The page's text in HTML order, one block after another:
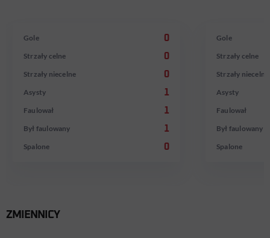
Gole 0
Strzały celne 0
Strzały niecelne 0
Asysty 1
Faulował 1
Był faulowany 1
Spalone 0
Gole
Strzały celne
Strzały niecelne
Asysty
Faulował
Był faulowany
Spalone
ZMIENNICY